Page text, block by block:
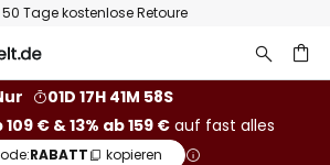
50 Tage kostenlose Retoure
01D 17H 41M 57S
109 € & 13% ab 159 €auf fast alles
RABATT kopieren